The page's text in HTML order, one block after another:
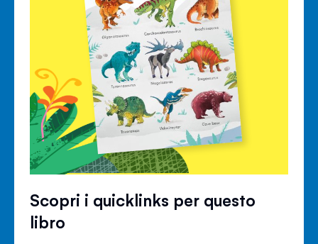
Scopri i quicklinks per questo
libro